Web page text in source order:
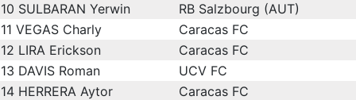
10 SULBARAN Yerwin
RB Salzbourg (AUT)
11 VEGAS Charly
Caracas FC
12 LIRA Erickson
Caracas FC
13 DAVIS Roman
UCV FC
14 HERRERA Aytor
Caracas FC